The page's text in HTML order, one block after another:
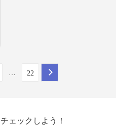
… 22
ェックしよう！